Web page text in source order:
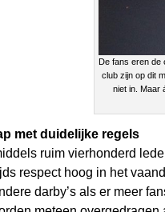
De fans eren de
club zijn op dit
niet in. Maar
met duidelijke regels
ruim vierhonderd
respect hoog in het
darby’s als er meer